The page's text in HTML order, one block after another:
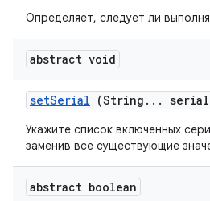
Определяет, следует ли
abstract void
setSerial (String . . . serial
Укажите список включенных
заменив все существующие
abstract boolean